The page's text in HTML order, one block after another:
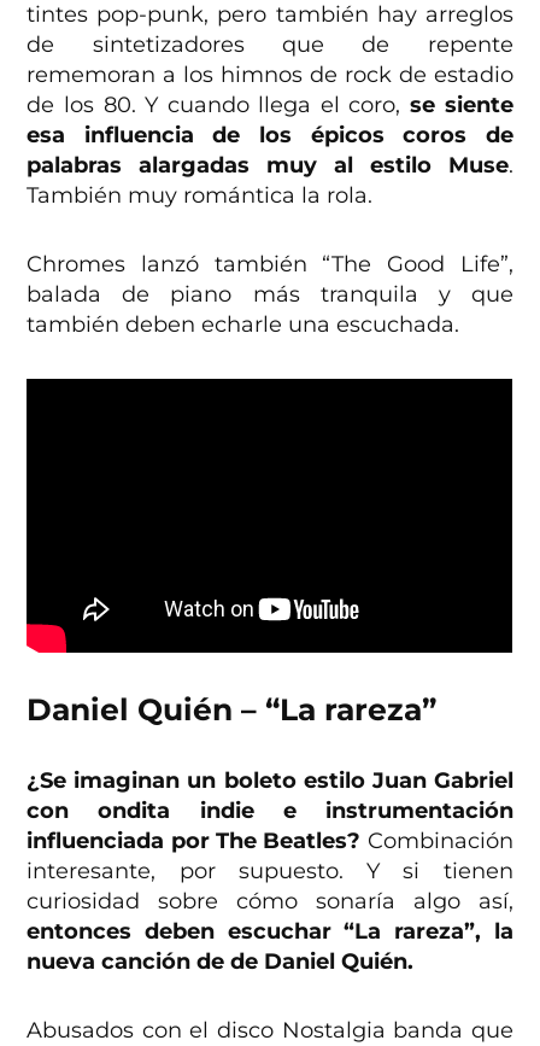
tintes pop-punk, pero también hay arreglos
de sintetizadores que de repente
rememoran a los himnos de rock de estadio
de los 80. Y cuando llega el coro,se siente
esa influencia de los épicos coros de
palabras alargadas muy al estilo Muse.
También muy romántica la rola.
Chromes lanzó también “The Good Life”,
balada de piano más tranquila y que
también deben echarle una escuchada.
Daniel Quién – “La rareza”
¿Se imaginan un boleto estilo Juan Gabriel
con ondita indie e instrumentación
influenciada por The Beatles? Combinación
interesante, por supuesto. Y si tienen
curiosidad sobre cómo sonaría algo así,
entonces deben escuchar “La rareza”, la
nueva canción de de Daniel Quién.
Abusados con el disco Nostalgia banda que